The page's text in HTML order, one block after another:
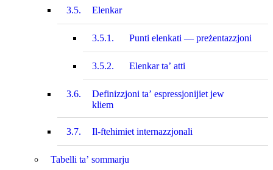
3.5. Elenkar
3.5.1. Punti elenkati — preżentazzjoni
3.5.2. Elenkar ta’ atti
3.6.
Definizzjoni ta’ espressjonijiet jew
kliem
3.7. Il-ftehimiet internazzjonali
Tabelli ta’ sommarju